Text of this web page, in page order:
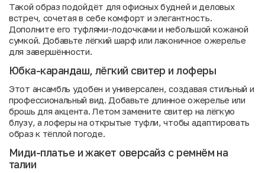
Такой образ подойдёт для офисных будней и деловых
встреч, сочетая в себе комфорт и элегантность.
Дополните его туфлями-лодочками и небольшой кожаной
сумкой. Добавьте лёгкий шарф или лаконичное ожерелье
для завершённости.
Юбка-карандаш, лёгкий свитер и лоферы
Этот ансамбль удобен и универсален, создавая стильный и
профессиональный вид. Добавьте длинное ожерелье или
брошь для акцента. Летом замените свитер на лёгкую
блузу, а лоферы на открытые туфли, чтобы адаптировать
образ к тёплой погоде.
Миди-платье и жакет оверсайз с ремнём на
талии